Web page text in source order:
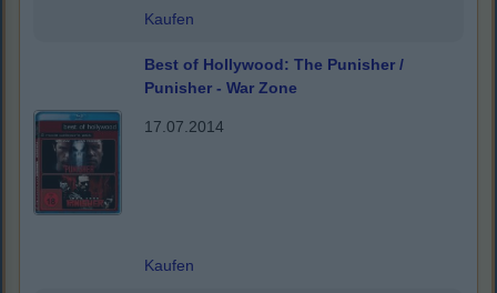
Kaufen
Best of Hollywood: The Punisher /
Punisher - War Zone
17.07.2014
Kaufen